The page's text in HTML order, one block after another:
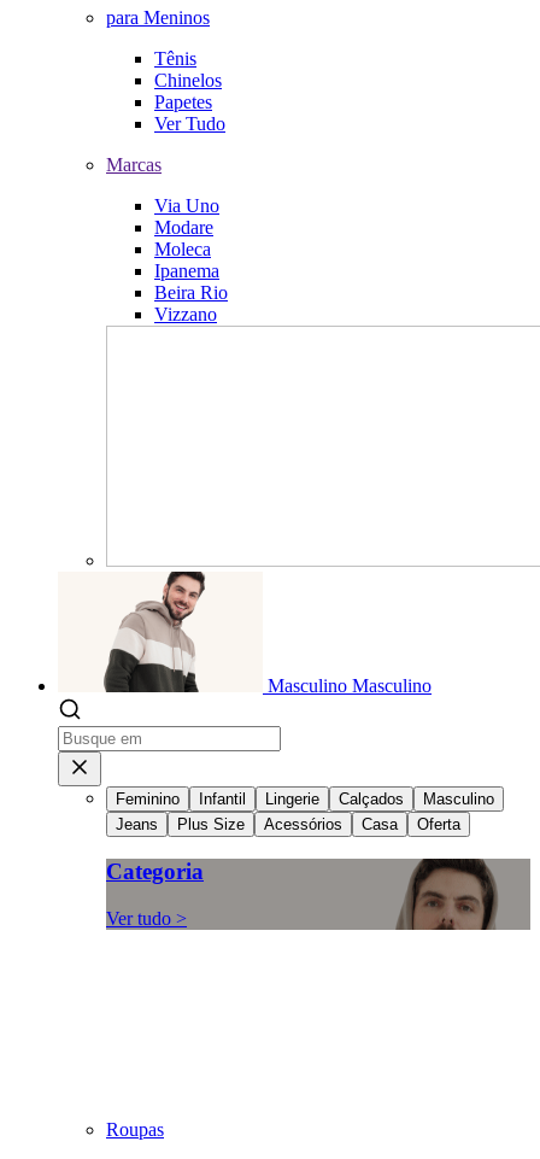
para Meninos
Tênis
Chinelos
Papetes
Ver Tudo
Marcas
Via Uno
Modare
Moleca
Ipanema
Beira Rio
Vizzano
Masculino Masculino
Feminino Infantil Lingerie Calçados
Masculino
Jeans
Plus Size Acessórios Casa Oferta
Categoria
Ver tudo >
Roupas